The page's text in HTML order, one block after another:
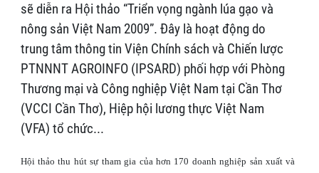
sẽ diễn ra Hội thảo “Triển vọng ngành lúa gạo và
nông sản Việt Nam 2009”. Đây là hoạt động do
trung tâm thông tin Viện Chính sách và Chiến lược
PTNNNT AGROINFO (IPSARD) phối hợp với Phòng
Thương mại và Công nghiệp Việt Nam tại Cần Thơ
(VCCI Cần Thơ), Hiệp hội lương thực Việt Nam
(VFA) tổ chức...
Hội thảo thu hút sự tham gia của hơn 170 doanh nghiệp sản xuất và